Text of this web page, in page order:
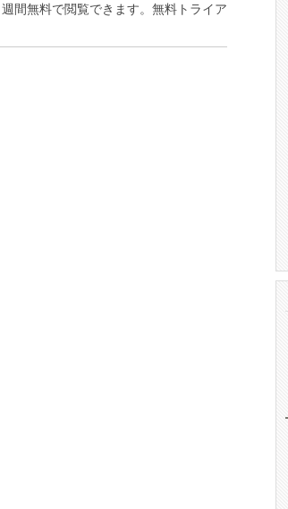
間無料で閲覧できます。無料トライア